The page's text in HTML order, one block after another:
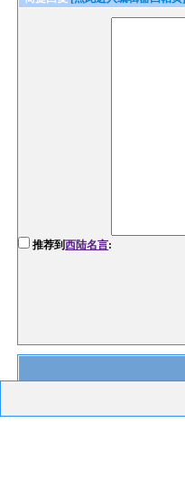
推荐到西陆名言: